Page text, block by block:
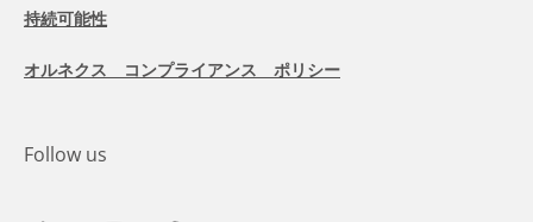
持続可能性
オルネクス コンプライアンス ポリシー
Follow us